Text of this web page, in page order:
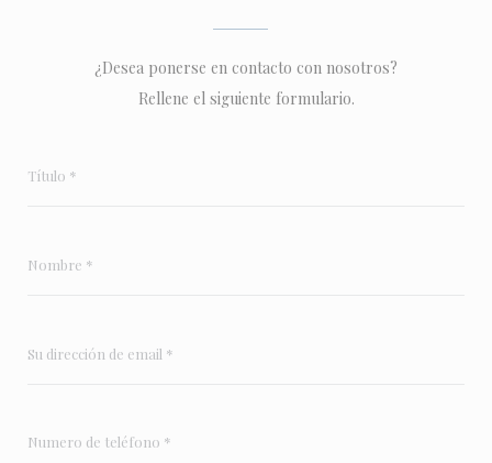
¿Desea ponerse en contacto con nosotros?
Rellene el siguiente formulario.